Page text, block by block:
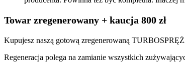
Towar zregenerowany + kaucja 800 zł
Kupujesz naszą gotową zregenerowaną
Regeneracja polega na zamianie wszystkich